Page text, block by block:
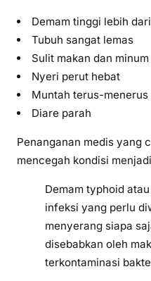
Demam tinggi lebih
Tubuh sangat lemas
Sulit makan dan minum
Nyeri perut hebat
Muntah terus-menerus
Diare parah
Penanganan medis yang
mencegah kondisi
Demam typhoid
infeksi yang perlu
menyerang siapa
disebabkan oleh
terkontaminasi